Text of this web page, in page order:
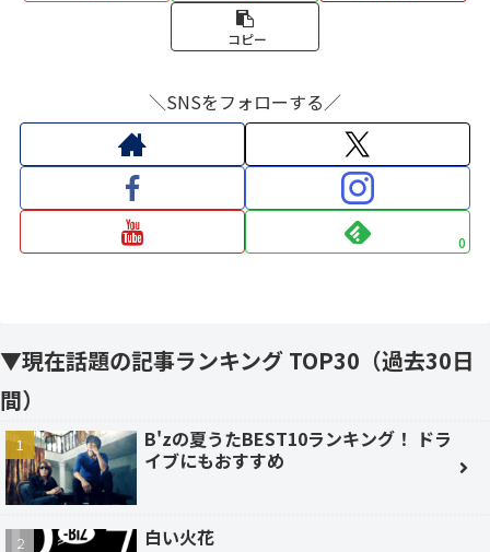
コピー
＼SNSをフォローする／
0
▼現在話題の記事ランキング TOP30（過去30日
間）
B'zの夏うたBEST10ランキング！ ドラ
イブにもおすすめ
白い火花